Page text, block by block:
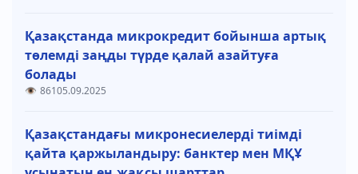
Қазақстанда микрокредит бойынша артық
төлемді заңды түрде қалай азайтуға
болады
86105.09.2025
Қазақстандағы микронесиелерді тиімді
қайта қаржыландыру: банктер мен МҚҰ